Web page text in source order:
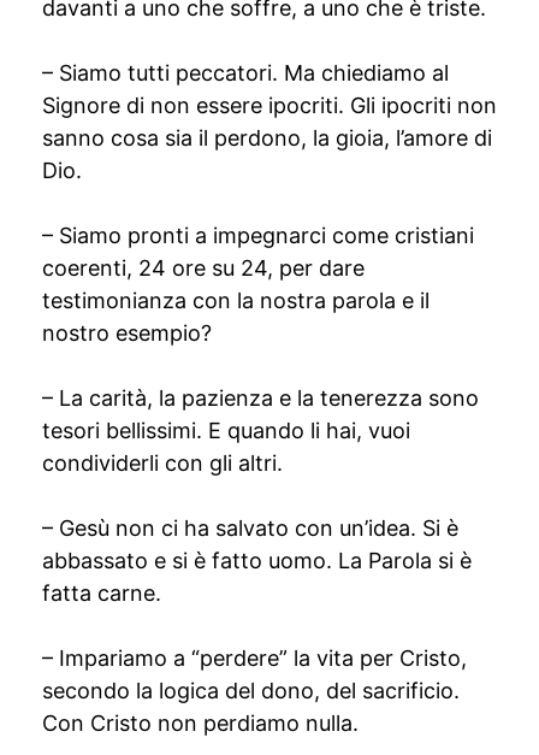
davanti a uno che soffre, a uno che è triste.
– Siamo tutti peccatori. Ma chiediamo al
Signore di non essere ipocriti. Gli ipocriti non
sanno cosa sia il perdono, la gioia, l’amore di
Dio.
– Siamo pronti a impegnarci come cristiani
coerenti, 24 ore su 24, per dare
testimonianza con la nostra parola e il
nostro esempio?
– La carità, la pazienza e la tenerezza sono
tesori bellissimi. E quando li hai, vuoi
condividerli con gli altri.
– Gesù non ci ha salvato con un’idea. Si è
abbassato e si è fatto uomo. La Parola si è
fatta carne.
– Impariamo a “perdere” la vita per Cristo,
secondo la logica del dono, del sacrificio.
Con Cristo non perdiamo nulla.